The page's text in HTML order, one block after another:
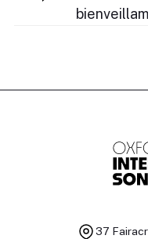
37